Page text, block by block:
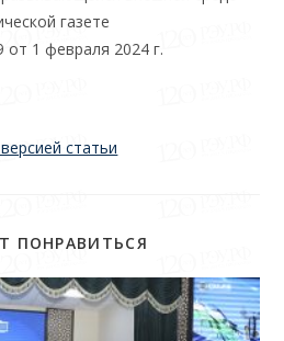
газете
1 февраля 2024 г.
статьи
ПОНРАВИТЬСЯ